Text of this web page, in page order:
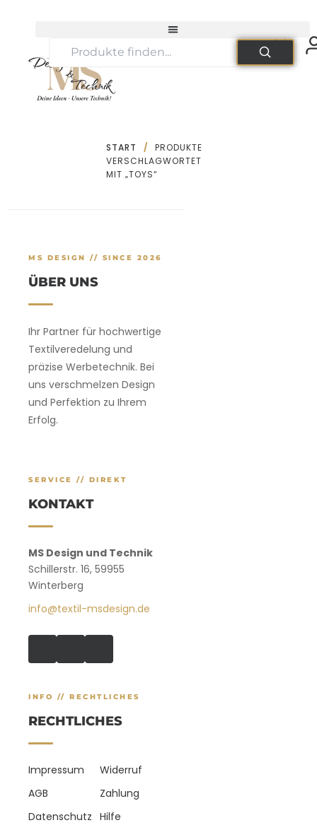
START /
PRODUKTE
VERSCHLAGWORTET
MIT „TOYS“
MS DESIGN // SINCE 2026
ÜBER UNS
Ihr Partner für hochwertige
Textilveredelung und
präzise Werbetechnik. Bei
uns verschmelzen Design
und Perfektion zu Ihrem
Erfolg.
SERVICE // DIREKT
KONTAKT
MS Design und Technik
Schillerstr. 16, 59955
Winterberg
info@textil-msdesign.de
INFO // RECHTLICHES
RECHTLICHES
Impressum
Widerruf
AGB
Zahlung
Datenschutz Hilfe